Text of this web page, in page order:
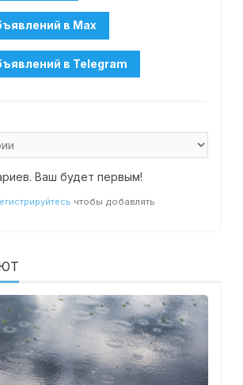
Ваш будет первым!
чтобы добавлять